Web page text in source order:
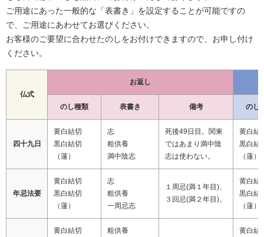
ご用途にあった一般的な「表書き」を設定することが可能ですの
で、ご用途にあわせてお選びください。
お客様のご要望に合わせたのしをお付けできますので、お申し付け
ください。
仏式
お返し
のし種類 表書き 備考 のし
四十九日
黄白結切
黒白結切
（蓮）
志
粗供養
満中陰志
死後49日目。関東
ではあまり満中陰
志は使わない。
黄白結
黒白結
（蓮）
年忌法要
黄白結切
黒白結切
（蓮）
志
粗供養
一周忌志
１周忌(満１年目)、
３回忌(満２年目)。
黄白結
黒白結
（蓮）
黄白結切
粗供養
黄白結